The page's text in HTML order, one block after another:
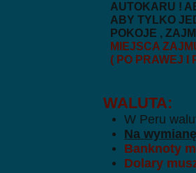
AUTOKARU !
ABY TYLKO
POKOJE ,
MIEJSCA
( PO PRAWEJ I
WALUTA:
W Peru
Na
Banknoty
Dolary